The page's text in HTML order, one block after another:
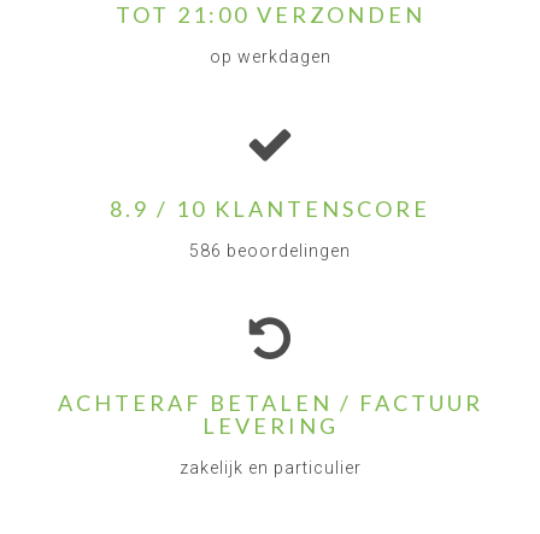
TOT 21:00 VERZONDEN
op werkdagen
8.9 / 10 KLANTENSCORE
586 beoordelingen
ACHTERAF BETALEN / FACTUUR
LEVERING
zakelijk en particulier